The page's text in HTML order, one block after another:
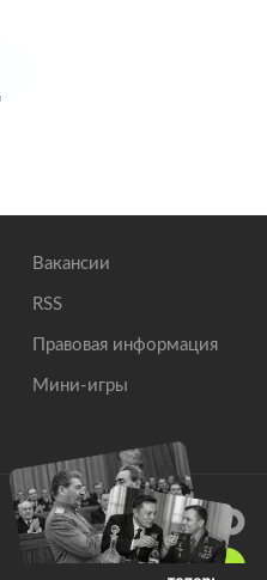
Вакансии
RSS
Правовая информация
Мини-игры